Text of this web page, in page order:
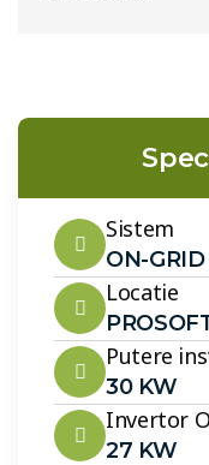
Sistem
ON-GRID
Locatie
Putere
30 KW
Invertor
27 KW